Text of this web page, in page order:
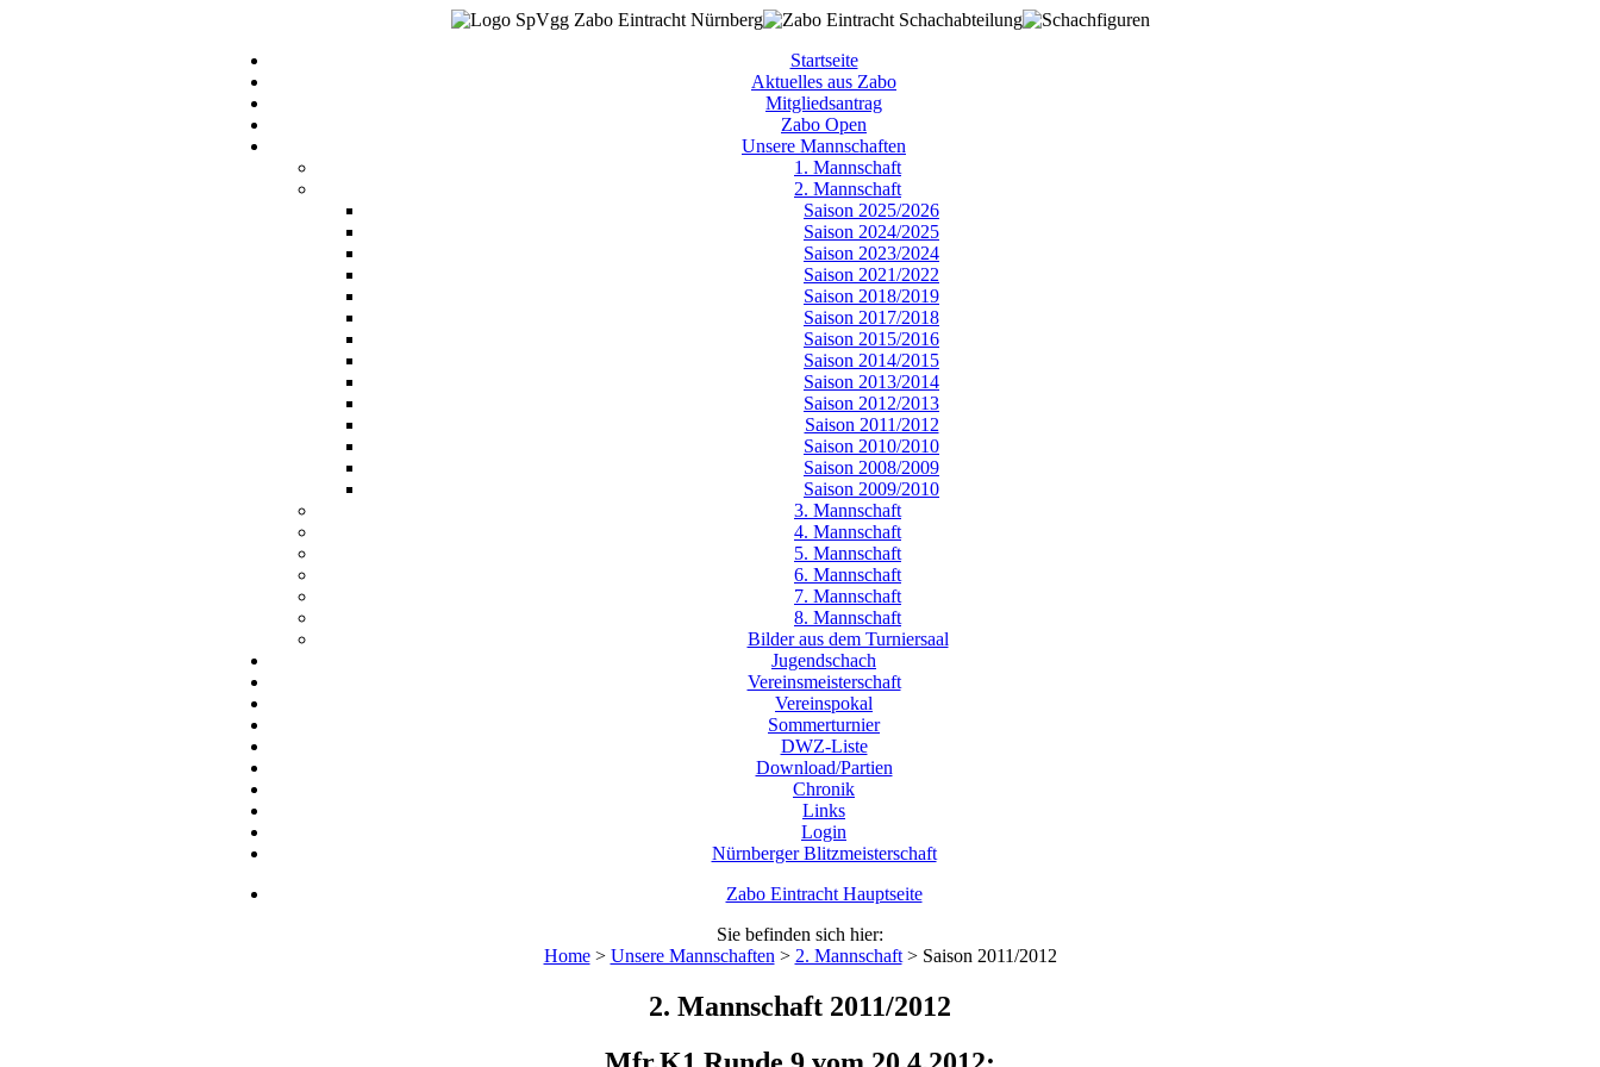
Startseite
Aktuelles aus Zabo
Mitgliedsantrag
Zabo Open
Unsere Mannschaften
1. Mannschaft
2. Mannschaft
Saison 2025/2026
Saison 2024/2025
Saison 2023/2024
Saison 2021/2022
Saison 2018/2019
Saison 2017/2018
Saison 2015/2016
Saison 2014/2015
Saison 2013/2014
Saison 2012/2013
Saison 2011/2012
Saison 2010/2010
Saison 2008/2009
Saison 2009/2010
3. Mannschaft
4. Mannschaft
5. Mannschaft
6. Mannschaft
7. Mannschaft
8. Mannschaft
Bilder aus dem Turniersaal
Jugendschach
Vereinsmeisterschaft
Vereinspokal
Sommerturnier
DWZ-Liste
Download/Partien
Chronik
Links
Login
Nürnberger Blitzmeisterschaft
Zabo Eintracht Hauptseite
Sie befinden sich hier:
Home> Unsere Mannschaften > 2. Mannschaft> Saison 2011/2012
2. Mannschaft 2011/2012